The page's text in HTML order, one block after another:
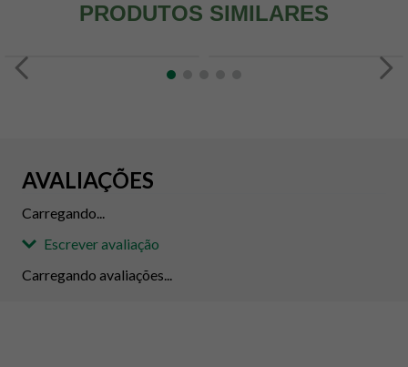
PRODUTOS SIMILARES
AVALIAÇÕES
Carregando...
Escrever avaliação
Carregando avaliações...